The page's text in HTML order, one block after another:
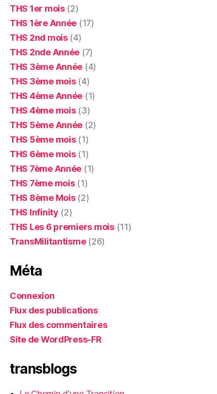
THS 1er mois(2)
THS 1ère Année (17)
THS 2nd mois(4)
THS 2nde Année (7)
THS 3ème Année (4)
THS 3ème mois(4)
THS 4ème Année (1)
THS 4ème mois(3)
THS 5ème Année (2)
THS 5ème mois(1)
THS 6ème mois(1)
THS 7ème Année (1)
THS 7ème mois(1)
THS 8ème Mois(2)
THS Infinity (2)
THS Les 6 premiers mois(11)
TransMilitantisme(26)
Méta
Connexion
Flux des publications
Flux des commentaires
Site de WordPress-FR
transblogs